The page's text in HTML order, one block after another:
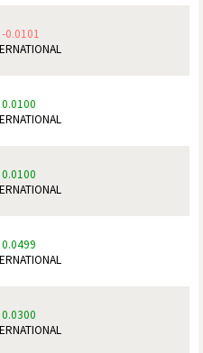
-0.0101
0.0100
0.0100
0.0499
0.0300